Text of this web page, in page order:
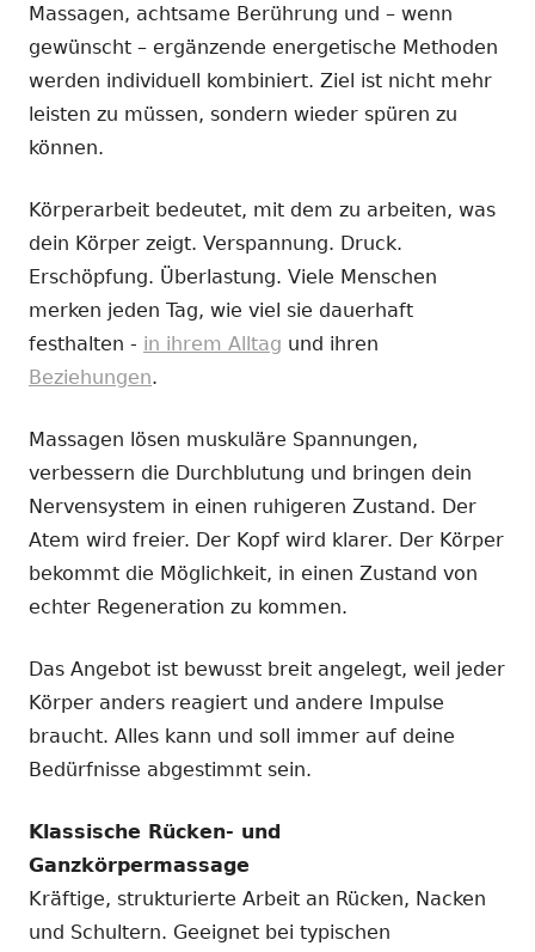
Massagen, achtsame Berührung und – wenn
gewünscht – ergänzende energetische Methoden
werden individuell kombiniert. Ziel ist nicht mehr
leisten zu müssen, sondern wieder spüren zu
können.
Körperarbeit bedeutet, mit dem zu arbeiten, was
dein Körper zeigt. Verspannung. Druck.
Erschöpfung. Überlastung. Viele Menschen
merken jeden Tag, wie viel sie dauerhaft
festhalten - in ihrem Alltag und ihren
Beziehungen.
Massagen lösen muskuläre Spannungen,
verbessern die Durchblutung und bringen dein
Nervensystem in einen ruhigeren Zustand. Der
Atem wird freier. Der Kopf wird klarer. Der Körper
bekommt die Möglichkeit, in einen Zustand von
echter Regeneration zu kommen.
Das Angebot ist bewusst breit angelegt, weil jeder
Körper anders reagiert und andere Impulse
braucht. Alles kann und soll immer auf deine
Bedürfnisse abgestimmt sein.
Klassische Rücken- und
Ganzkörpermassage
Kräftige, strukturierte Arbeit an Rücken, Nacken
und Schultern. Geeignet bei typischen